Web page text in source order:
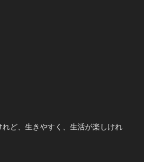
ど、生きやすく、生活が楽しけれ